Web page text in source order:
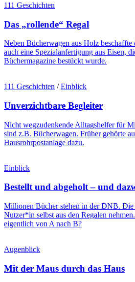
111 Geschichten
Das „rollende“ Regal
Neben Bücherwagen aus Holz beschaffte
auch eine Spezialanfertigung aus Eisen,
Büchermagazine bestückt wurde.
111 Geschichten /Einblick
Unverzichtbare Begleiter
Nicht wegzudenkende Alltagshelfer für
sind z.B. Bücherwagen. Früher gehörte
Hausrohrpostanlage dazu.
Einblick
Bestellt und abgeholt – und
Millionen Bücher stehen in der DNB. Die
Nutzer*in selbst aus den Regalen
eigentlich von A nach B?
Augenblick
Mit der Maus durch das Haus